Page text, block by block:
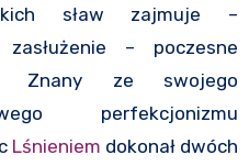
sław zajmuje –
zasłużenie – poczesne
Znany ze swojego
perfekcjonizmu
Lśnieniem dokonał dwóch